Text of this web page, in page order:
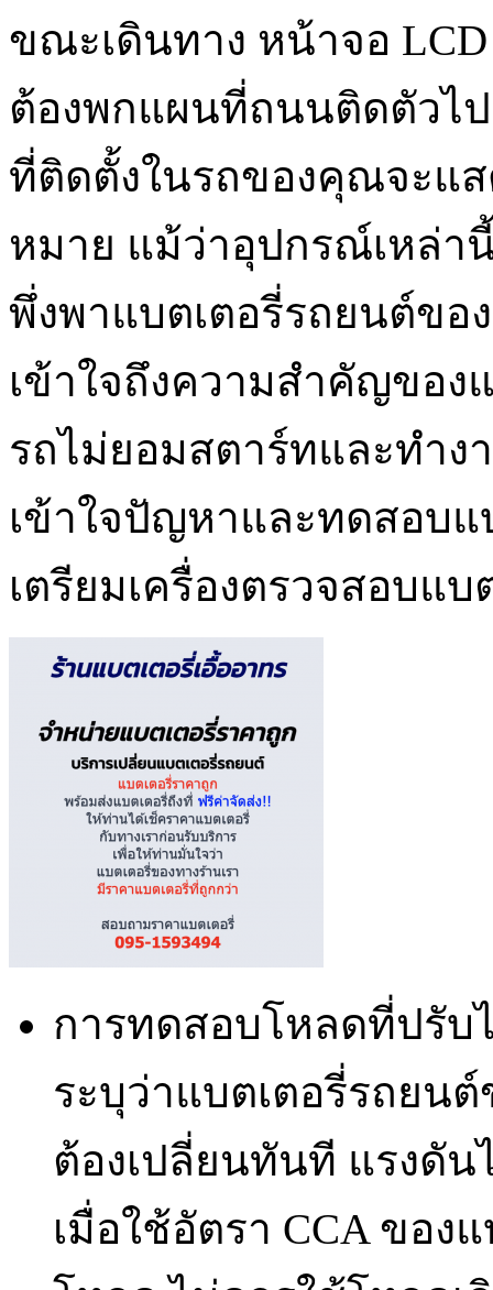
ขณะเดินทาง หน้าจอ
ต้องพกแผนที่ถนนติดตัวไ
ที่ติดตั้งในรถของคุณจะแ
หมาย แม้ว่าอุปกรณ์เหล่า
พึ่งพาแบตเตอรี่รถยนต์ขอ
เข้าใจถึงความสำคัญของ
รถไม่ยอมสตาร์ทและทำ
เข้าใจปัญหาและทดสอบ
เตรียมเครื่องตรวจสอบแ
การทดสอบโหลดที่ปรับ
ระบุว่าแบตเตอรี่รถยน
ต้องเปลี่ยนทันที แรงดั
เมื่อใช้อัตรา CCA ของ